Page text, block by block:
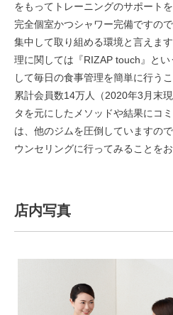
をもってトレーニングのサポートを
完全個室かつシャワー完備ですの
集中して取り組める環境と言えま
理に関しては『RIZAP touch』とい
して毎日の食事管理を簡単に行うこ
累計会員数14万人（2020年3月末
タを元にしたメソッドや結果にコ
は、他のジムを圧倒していますの
ウンセリングに行ってみることをお
店内写真